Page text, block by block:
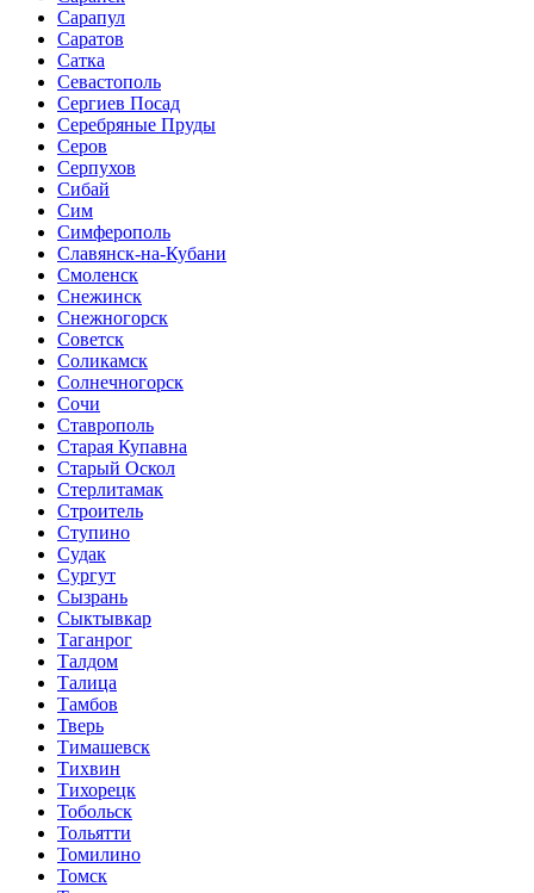
Сарапул
Саратов
Сатка
Севастополь
Сергиев Посад
Серебряные Пруды
Серов
Серпухов
Сибай
Сим
Симферополь
Славянск-на-Кубани
Смоленск
Снежинск
Снежногорск
Советск
Соликамск
Солнечногорск
Сочи
Ставрополь
Старая Купавна
Старый Оскол
Стерлитамак
Строитель
Ступино
Судак
Сургут
Сызрань
Сыктывкар
Таганрог
Талдом
Талица
Тамбов
Тверь
Тимашевск
Тихвин
Тихорецк
Тобольск
Тольятти
Томилино
Томск